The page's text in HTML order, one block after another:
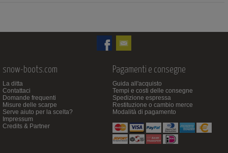
snow-boots.com
La ditta
Contattaci
Domande frequenti
Misure delle scarpe
Serve aiuto per la scelta?
Impressum
Credits & Partner
Pagamenti e consegne
Guida all'acquisto
Tempi e costi delle consegne
Spedizione espressa
Restituzione o cambio merce
Modalità di pagamento